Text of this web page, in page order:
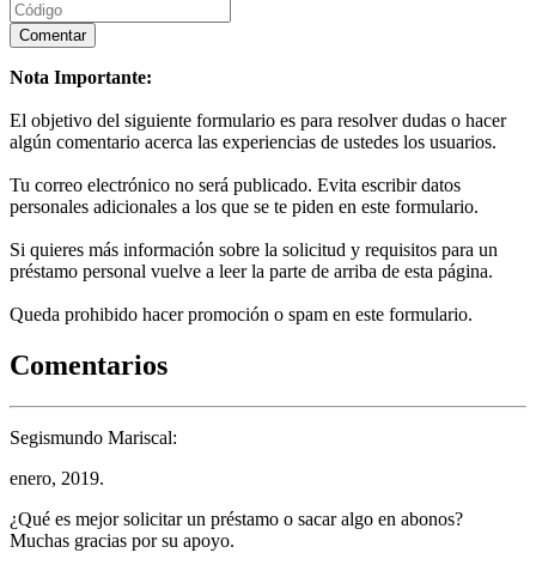
Nota Importante:
El objetivo del siguiente formulario es para resolver dudas o hacer
algún comentario acerca las experiencias de ustedes los usuarios.
Tu correo electrónico no será publicado. Evita escribir datos
personales adicionales a los que se te piden en este formulario.
Si quieres más información sobre la solicitud y requisitos para un
préstamo personal vuelve a leer la parte de arriba de esta página.
Queda prohibido hacer promoción o spam en este formulario.
Comentarios
Segismundo Mariscal:
enero, 2019.
¿Qué es mejor solicitar un préstamo o sacar algo en abonos?
Muchas gracias por su apoyo.